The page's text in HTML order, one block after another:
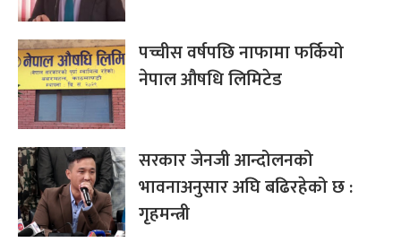
पच्चीस वर्षपछि नाफामा फर्कियो
नेपाल औषधि लिमिटेड
सरकार जेनजी आन्दोलनको
भावनाअनुसार अघि बढिरहेको छ :
गृहमन्त्री